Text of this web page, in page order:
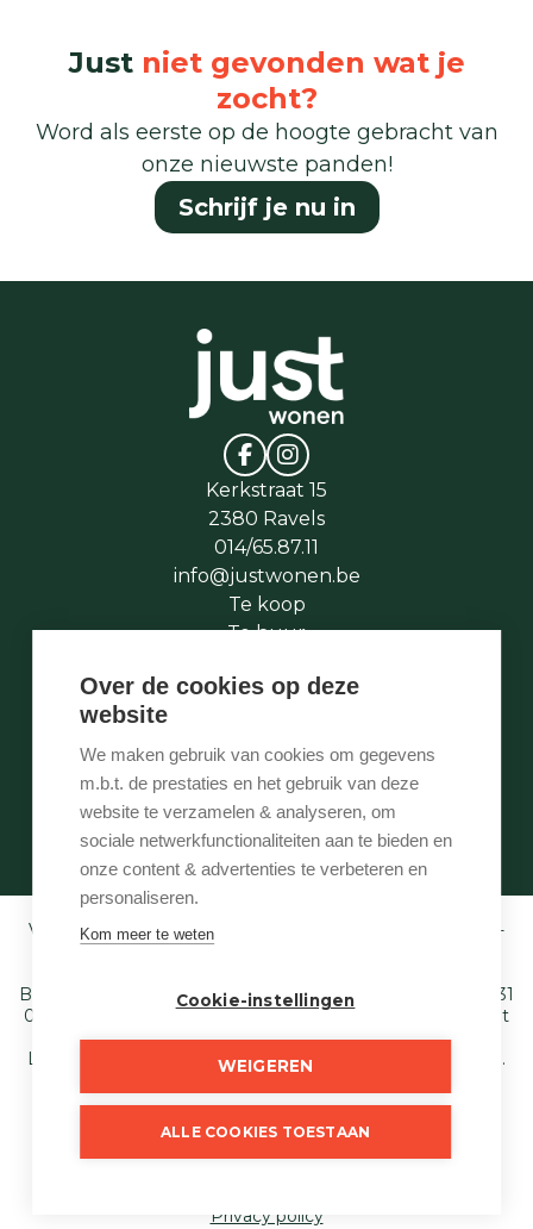
Just niet gevonden wat je
zocht?
Word als eerste op de hoogte gebracht van
onze nieuwste panden!
Schrijf je nu in
Kerkstraat 15
2380 Ravels
014/65.87.11
info@justwonen.be
Te koop
Te huur
Stukje geschiedenis
Onze services
Contact
Te vroeg
Eigenaarslogin
Vastgoedmakelaar-bemiddelaar BIV België BIV 507.005 -
Belgium (polisnr. 730.390.160) - Derdenrekening: BE97 1431
0000 1849. Toezichthoudende autoriteit: Beroepsinstituut
van Vastgoedmakelaars,
Luxemburgstraat 16 B te 1000 Brussel - T. 02 505 38 50 E.
van het BIV.
Privacy policy
Over de cookies op deze
website
We maken gebruik van cookies om gegevens
m.b.t. de prestaties en het gebruik van deze
website te verzamelen & analyseren, om
sociale netwerkfunctionaliteiten aan te bieden en
onze content & advertenties te verbeteren en
personaliseren.
Kom meer te weten
Cookie-instellingen
WEIGEREN
ALLE COOKIES TOESTAAN